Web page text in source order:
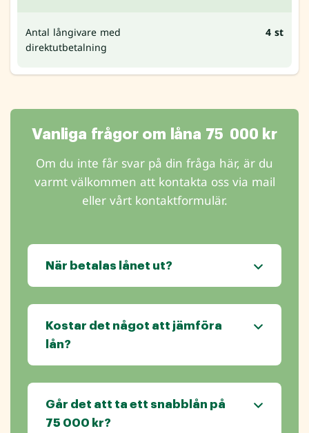
Antal långivare med
direktutbetalning
4 st
Vanliga frågor om låna 75 000 kr
Om du inte får svar på din fråga här, är du
varmt välkommen att kontakta oss via mail
eller vårt kontaktformulär.
När betalas lånet ut?
Kostar det något att jämföra
lån?
Går det att ta ett snabblån på
75 000 kr?